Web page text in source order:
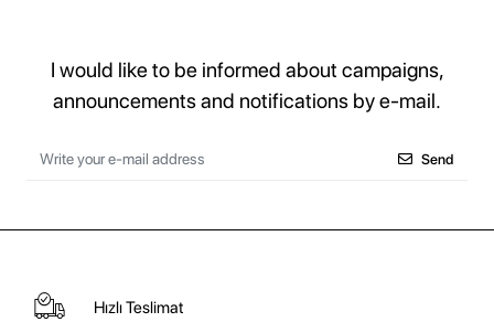
I would like to be informed about campaigns,
announcements and notifications by e-mail.
Send
Hızlı Teslimat